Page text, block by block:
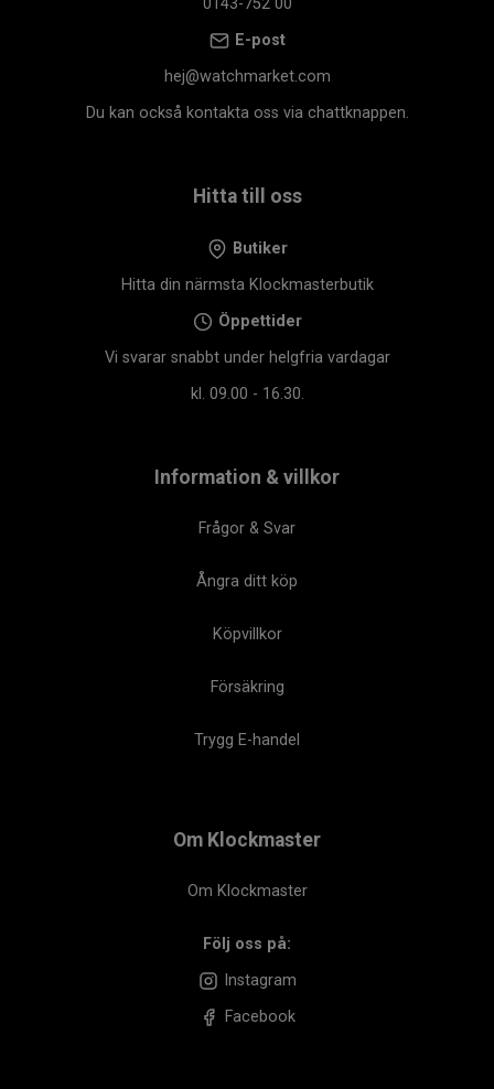
E-post
hej@watchmarket.com
Du kan också kontakta oss via chattknappen.
Hitta till oss
Butiker
Hitta din närmsta Klockmasterbutik
Öppettider
Vi svarar snabbt under helgfria vardagar
kl. 09.00 - 16.30.
Information & villkor
Frågor & Svar
Ångra ditt köp
Köpvillkor
Försäkring
Trygg E-handel
Om Klockmaster
Om Klockmaster
Följ oss på:
Instagram
Facebook